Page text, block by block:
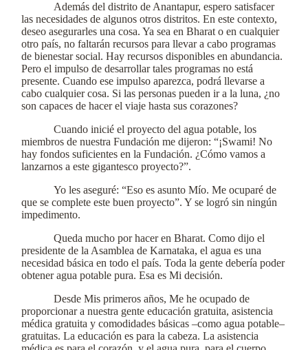
Además del distrito de Anantapur, espero satisfacer
las necesidades de algunos otros distritos. En este contexto,
deseo asegurarles una cosa. Ya sea en Bharat o en cualquier
otro país, no faltarán recursos para llevar a cabo programas
de bienestar social. Hay recursos disponibles en abundancia.
Pero el impulso de desarrollar tales programas no está
presente. Cuando ese impulso aparezca, podrá llevarse a
cabo cualquier cosa. Si las personas pueden ir a la luna, ¿no
son capaces de hacer el viaje hasta sus corazones?
Cuando inicié el proyecto del agua potable, los
miembros de nuestra Fundación me dijeron: “¡Swami! No
hay fondos suficientes en la Fundación. ¿Cómo vamos a
lanzarnos a este gigantesco proyecto?”.
Yo les aseguré: “Eso es asunto Mío. Me ocuparé de
que se complete este buen proyecto”. Y se logró sin ningún
impedimento.
Queda mucho por hacer en Bharat. Como dijo el
presidente de la Asamblea de Karnataka, el agua es una
necesidad básica en todo el país. Toda la gente debería poder
obtener agua potable pura. Esa es Mi decisión.
Desde Mis primeros años, Me he ocupado de
proporcionar a nuestra gente educación gratuita, asistencia
médica gratuita y comodidades básicas –como agua potable–
gratuitas. La educación es para la cabeza. La asistencia